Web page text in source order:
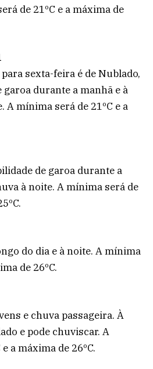
de 21ºC e a máxima de
sexta-feira é de Nublado,
durante a manhã e à
A mínima será de 21ºC e a
de garoa durante a
à noite. A mínima será de
do dia e à noite. A mínima
de 26ºC.
e chuva passageira. À
e pode chuviscar. A
a máxima de 26ºC.